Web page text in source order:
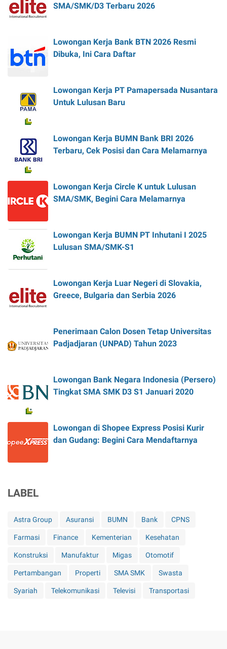
SMA/SMK/D3 Terbaru 2026
Lowongan Kerja Bank BTN 2026 Resmi
Dibuka, Ini Cara Daftar
Lowongan Kerja PT Pamapersada Nusantara
Untuk Lulusan Baru
Lowongan Kerja BUMN Bank BRI 2026
Terbaru, Cek Posisi dan Cara Melamarnya
Lowongan Kerja Circle K untuk Lulusan
SMA/SMK, Begini Cara Melamarnya
Lowongan Kerja BUMN PT Inhutani I 2025
Lulusan SMA/SMK-S1
Lowongan Kerja Luar Negeri di Slovakia,
Greece, Bulgaria dan Serbia 2026
Penerimaan Calon Dosen Tetap Universitas
Padjadjaran (UNPAD) Tahun 2023
Lowongan Bank Negara Indonesia (Persero)
Tingkat SMA SMK D3 S1 Januari 2020
Lowongan di Shopee Express Posisi Kurir
dan Gudang: Begini Cara Mendaftarnya
LABEL
Astra Group Asuransi BUMN Bank CPNS
Farmasi Finance Kementerian Kesehatan
Konstruksi Manufaktur Migas Otomotif
Pertambangan Properti SMA SMK Swasta
Syariah Telekomunikasi Televisi Transportasi